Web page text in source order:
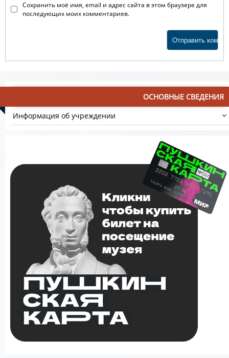
Сохранить моё имя, email и адрес сайта в этом браузере для
последующих моих комментариев.
ОСНОВНЫЕ СВЕДЕНИЯ
Информация об учреждении